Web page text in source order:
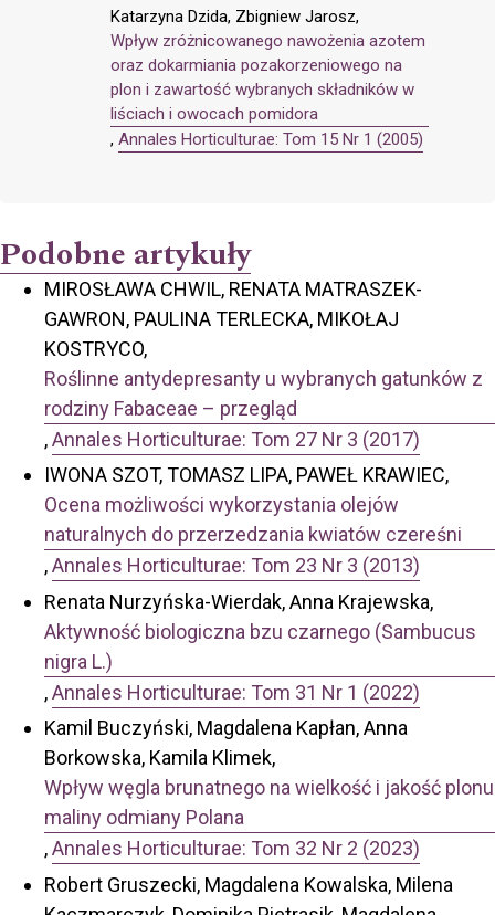
Katarzyna Dzida, Zbigniew Jarosz,
Wpływ zróżnicowanego nawożenia azotem
oraz dokarmiania pozakorzeniowego na
plon i zawartość wybranych składników w
liściach i owocach pomidora
, Annales Horticulturae: Tom 15 Nr 1 (2005)
Podobne artykuły
MIROSŁAWA CHWIL, RENATA MATRASZEK-
GAWRON, PAULINA TERLECKA, MIKOŁAJ
KOSTRYCO,
Roślinne antydepresanty u wybranych gatunków z
rodziny Fabaceae – przegląd
,Annales Horticulturae: Tom 27 Nr 3 (2017)
IWONA SZOT, TOMASZ LIPA, PAWEŁ KRAWIEC,
Ocena możliwości wykorzystania olejów
naturalnych do przerzedzania kwiatów czereśni
,Annales Horticulturae: Tom 23 Nr 3 (2013)
Renata Nurzyńska-Wierdak, Anna Krajewska,
Aktywność biologiczna bzu czarnego (Sambucus
nigra L.)
,Annales Horticulturae: Tom 31 Nr 1 (2022)
Kamil Buczyński, Magdalena Kapłan, Anna
Borkowska, Kamila Klimek,
Wpływ węgla brunatnego na wielkość i jakość plonu
maliny odmiany Polana
,Annales Horticulturae: Tom 32 Nr 2 (2023)
Robert Gruszecki, Magdalena Kowalska, Milena